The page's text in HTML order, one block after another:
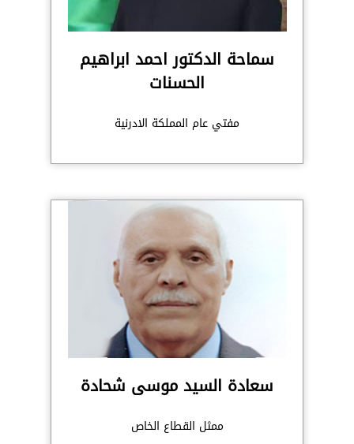
سماحة الدكتور احمد ابراهيم
الحسنات
مفتي عام المملكة الادرنية
سعادة السيد موسى شحادة
ممثل القطاع الخاص